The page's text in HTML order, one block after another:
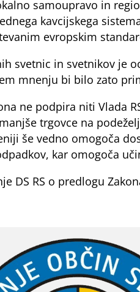
samoupravo in
kavcijskega
evropskim
svetnic in svetnikov je
mnenju bi bilo zato
ne podpira niti Vlada
trgovce na
še vedno omogoča
kar omogoča
DS RS o predlogu